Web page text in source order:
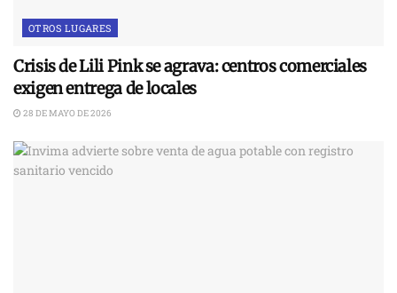
OTROS LUGARES
Crisis de Lili Pink se agrava: centros comerciales
exigen entrega de locales
28 DE MAYO DE 2026